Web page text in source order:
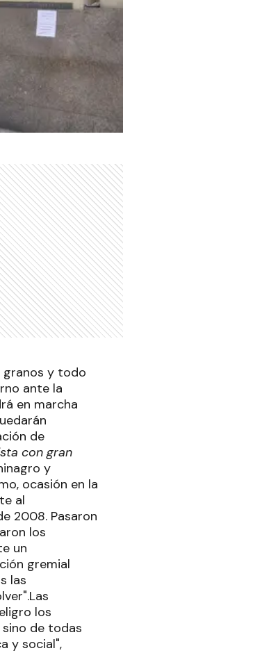
granos y todo
ante la
en marcha
de
con gran
y
ocasión en la
al
2008. Pasaron
los
un
gremial
las
los
de todas
y social",